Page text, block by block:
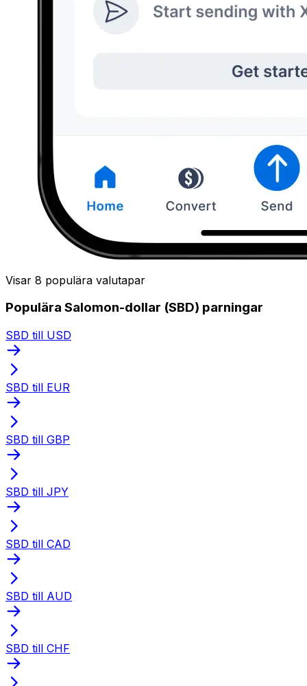
Visar 8 populära valutapar
Populära Salomon-dollar (SBD) parningar
SBD till USD
SBD till EUR
SBD till GBP
SBD till JPY
SBD till CAD
SBD till AUD
SBD till CHF